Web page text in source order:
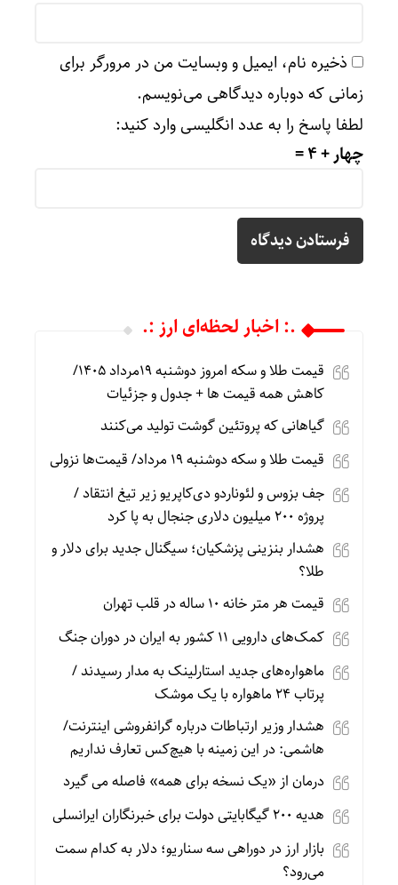
ذخیره نام، ایمیل و وبسایت من در مرورگر برای
زمانی که دوباره دیدگاهی می‌نویسم.
لطفا پاسخ را به عدد انگلیسی وارد کنید:
چهار + 4 =
.: اخبار لحظه‌ای ارز :.
قیمت طلا و سکه امروز دوشنبه 19مرداد 1405/
کاهش همه قیمت ها + جدول و جزئیات
گیاهانی که پروتئین گوشت تولید می‌کنند
قیمت طلا و سکه دوشنبه 19 مرداد/ قیمت‌ها نزولی
جف بزوس و لئوناردو دی‌کاپریو زیر تیغ انتقاد /
پروژه ۲۰۰ میلیون دلاری جنجال به پا کرد
هشدار بنزینی پزشکیان؛ سیگنال جدید برای دلار و
طلا؟
قیمت هر متر خانه ۱۰ ساله در قلب تهران
کمک‌های دارویی ۱۱ کشور به ایران در دوران جنگ
ماهواره‌های جدید استارلینک به مدار رسیدند /
پرتاب ۲۴ ماهواره با یک موشک
هشدار وزیر ارتباطات درباره گرانفروشی اینترنت/
هاشمی: در این زمینه با هیچ‌کس تعارف نداریم
درمان از «یک نسخه برای همه» فاصله می گیرد
هدیه ۲۰۰ گیگابایتی دولت برای خبرنگاران ایرانسلی
بازار ارز در دوراهی سه سناریو؛ دلار به کدام سمت
می‌رود؟